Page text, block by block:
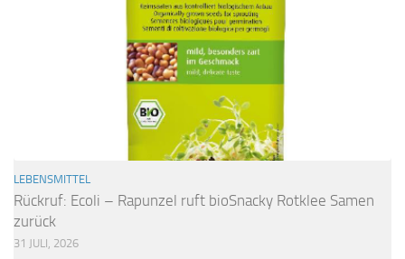
LEBENSMITTEL
Rückruf: Ecoli – Rapunzel ruft bioSnacky Rotklee Samen
zurück
31 JULI, 2026